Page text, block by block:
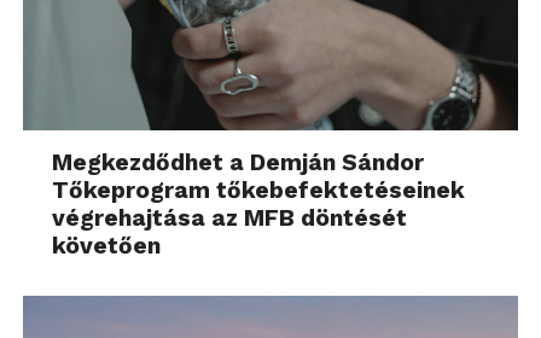
Megkezdődhet a Demján Sándor
Tőkeprogram tőkebefektetéseinek
végrehajtása az MFB döntését
követően